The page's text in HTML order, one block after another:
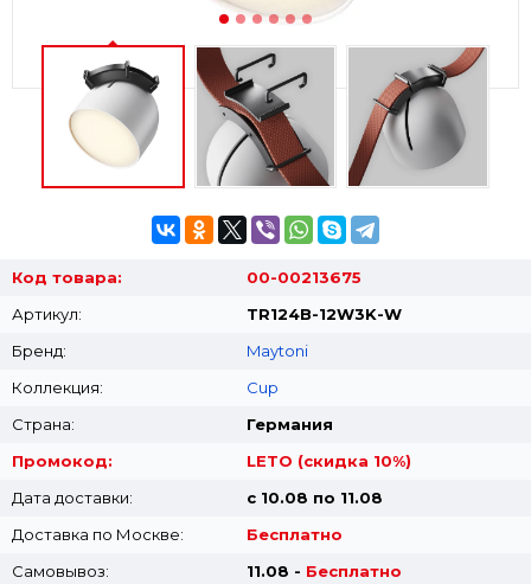
Код товара:
00-00213675
Артикул:
TR124B-12W3K-W
Бренд:
Maytoni
Коллекция:
Cup
Страна:
Германия
Промокод:
LETO (скидка 10%)
Дата доставки:
с 10.08 по 11.08
Доставка по Москве:
Бесплатно
Самовывоз:
11.08 - Бесплатно